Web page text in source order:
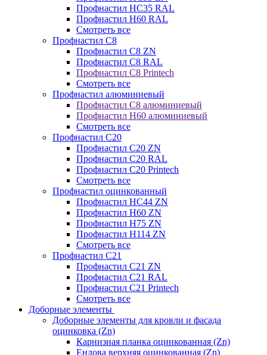
Профнастил НС35 RAL
Профнастил Н60 RAL
Смотреть все
Профнастил C8
Профнастил С8 ZN
Профнастил С8 RAL
Профнастил С8 Printech
Смотреть все
Профнастил алюминиевый
Профнастил С8 алюминиевый
Профнастил Н60 алюминиевый
Смотреть все
Профнастил C20
Профнастил С20 ZN
Профнастил С20 RAL
Профнастил С20 Printech
Смотреть все
Профнастил оцинкованный
Профнастил НС44 ZN
Профнастил Н60 ZN
Профнастил Н75 ZN
Профнастил Н114 ZN
Смотреть все
Профнастил C21
Профнастил С21 ZN
Профнастил С21 RAL
Профнастил С21 Printech
Смотреть все
Доборные элементы
Доборные элементы для кровли и фасада
оцинковка (Zn)
Карнизная планка оцинкованная (Zn)
Ендова верхняя оцинкованная (Zn)